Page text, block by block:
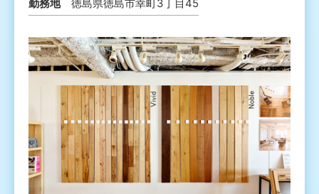
勤務地 徳島県徳島市幸町3丁目45